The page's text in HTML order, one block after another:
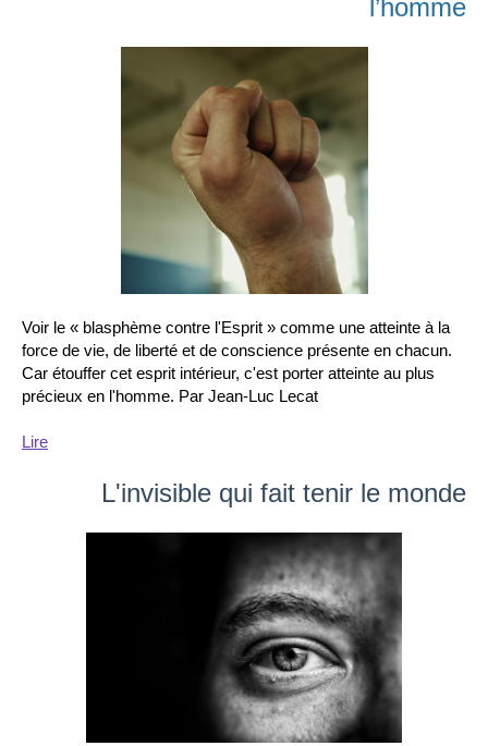
l’homme
Voir le « blasphème contre l'Esprit » comme une atteinte à la
force de vie, de liberté et de conscience présente en chacun.
Car étouffer cet esprit intérieur, c'est porter atteinte au plus
précieux en l'homme. Par Jean-Luc Lecat
Lire
L'invisible qui fait tenir le monde